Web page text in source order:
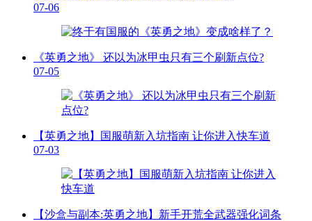
07-06
《英勇之地》 还以为冰甲虫只有三个刷新点位?
07-05
【英勇之地】国服萌新入坑指南 让你进入快车道
07-03
【沙盒与副本:英勇之地】新手开荒全武器强化词条